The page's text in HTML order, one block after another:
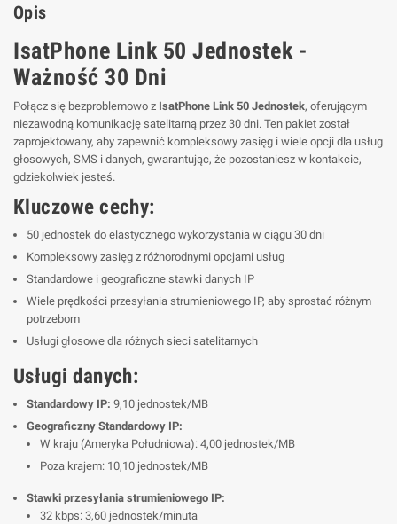
Opis
IsatPhone Link 50 Jednostek -
Ważność 30 Dni
Połącz się bezproblemowo z IsatPhone Link 50 Jednostek, oferującym
niezawodną komunikację satelitarną przez 30 dni. Ten pakiet został
zaprojektowany, aby zapewnić kompleksowy zasięg i wiele opcji dla usług
głosowych, SMS i danych, gwarantując, że pozostaniesz w kontakcie,
gdziekolwiek jesteś.
Kluczowe cechy:
50 jednostek do elastycznego wykorzystania w ciągu 30 dni
Kompleksowy zasięg z różnorodnymi opcjami usług
Standardowe i geograficzne stawki danych IP
Wiele prędkości przesyłania strumieniowego IP, aby sprostać różnym
potrzebom
Usługi głosowe dla różnych sieci satelitarnych
Usługi danych:
Standardowy IP: 9,10 jednostek/MB
Geograficzny Standardowy IP:
W kraju (Ameryka Południowa): 4,00 jednostek/MB
Poza krajem: 10,10 jednostek/MB
Stawki przesyłania strumieniowego IP:
32 kbps: 3,60 jednostek/minuta